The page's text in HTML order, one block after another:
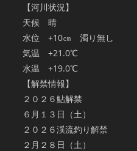
【河川状況】
天候 晴
水位 +10㎝ 濁り無し
気温 +21.0℃
水温 +19.0℃
【解禁情報】
２０２６鮎解禁
６月１３日（土）
２０２６渓流釣り解禁
２月２８日（土）